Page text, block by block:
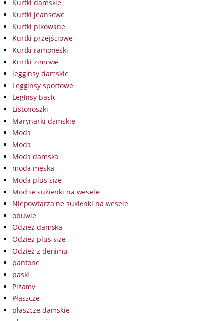
Kurtki damskie
Kurtki jeansowe
Kurtki pikowane
Kurtki przejściowe
Kurtki ramoneski
Kurtki zimowe
legginsy damskie
Legginsy sportowe
Leginsy basic
Listonoszki
Marynarki damskie
Moda
Moda
Moda damska
moda męska
Moda plus size
Modne sukienki na wesele
Niepowtarzalne sukienki na wesele
obuwie
Odzież damska
Odzież plus size
Odzież z denimu
pantone
paski
Piżamy
Płaszcze
płaszcze damskie